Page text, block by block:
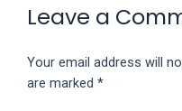
Leave a
Your email address will
are marked*